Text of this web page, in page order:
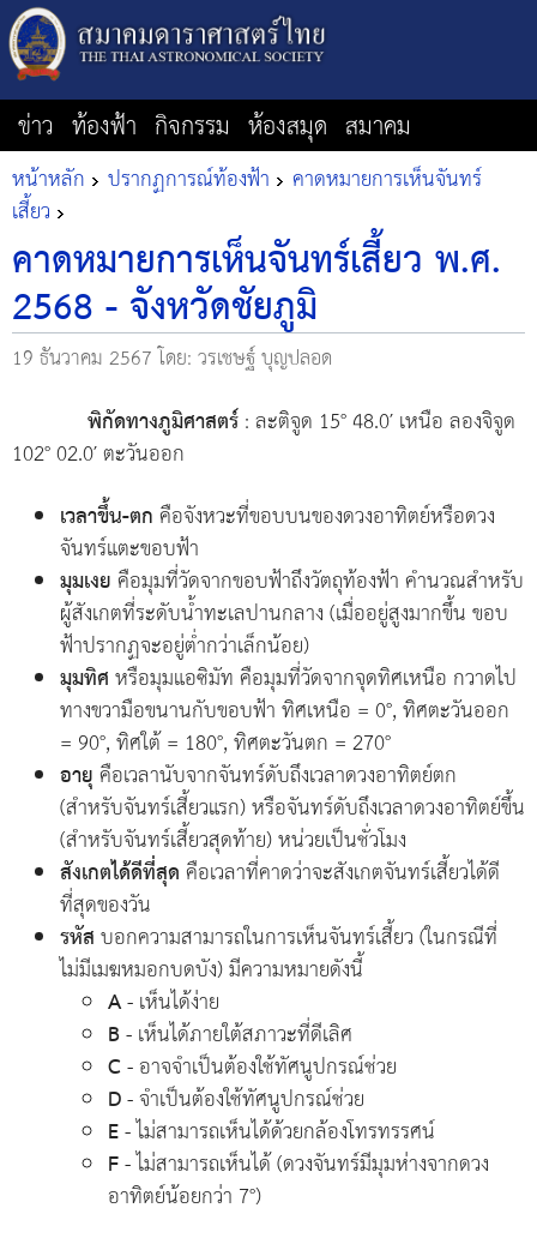
ข่าว ท้องฟ้า กิจกรรม ห้องสมุด สมาคม
หน้าหลัก ปรากฏการณ์ท้องฟ้า คาดหมายการเห็นจันทร์
เสี้ยว
คาดหมายการเห็นจันทร์เสี้ยว พ.ศ.
2568 - จังหวัดชัยภูมิ
19 ธันวาคม 2567โดย: วรเชษฐ์ บุญปลอด
พิกัดทางภูมิศาสตร์: ละติจูด 15° 48.0′ เหนือ ลองจิจูด
102° 02.0′ ตะวันออก
เวลาขึ้น-ตกคือจังหวะที่ขอบบนของดวงอาทิตย์หรือดวง
จันทร์แตะขอบฟ้า
มุมเงยคือมุมที่วัดจากขอบฟ้าถึงวัตถุท้องฟ้า คำนวณสำหรับ
ผู้สังเกตที่ระดับน้ำทะเลปานกลาง (เมื่ออยู่สูงมากขึ้น ขอบ
ฟ้าปรากฏจะอยู่ต่ำกว่าเล็กน้อย)
มุมทิศหรือมุมแอซิมัท คือมุมที่วัดจากจุดทิศเหนือ กวาดไป
ทางขวามือขนานกับขอบฟ้า ทิศเหนือ = 0°, ทิศตะวันออก
= 90°, ทิศใต้ = 180°, ทิศตะวันตก = 270°
อายุคือเวลานับจากจันทร์ดับถึงเวลาดวงอาทิตย์ตก
(สำหรับจันทร์เสี้ยวแรก) หรือจันทร์ดับถึงเวลาดวงอาทิตย์ขึ้น
(สำหรับจันทร์เสี้ยวสุดท้าย) หน่วยเป็นชั่วโมง
สังเกตได้ดีที่สุดคือเวลาที่คาดว่าจะสังเกตจันทร์เสี้ยวได้ดี
ที่สุดของวัน
รหัสบอกความสามารถในการเห็นจันทร์เสี้ยว (ในกรณีที่
ไม่มีเมฆหมอกบดบัง) มีความหมายดังนี้
A- เห็นได้ง่าย
B- เห็นได้ภายใต้สภาวะที่ดีเลิศ
C- อาจจำเป็นต้องใช้ทัศนูปกรณ์ช่วย
D- จำเป็นต้องใช้ทัศนูปกรณ์ช่วย
E- ไม่สามารถเห็นได้ด้วยกล้องโทรทรรศน์
F- ไม่สามารถเห็นได้ (ดวงจันทร์มีมุมห่างจากดวง
อาทิตย์น้อยกว่า 7°)